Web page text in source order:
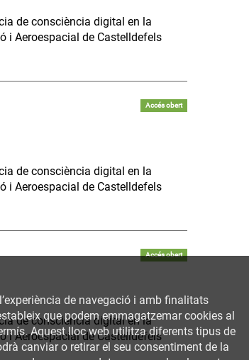
de consciència digital en la
i Aeroespacial de Castelldefels
Accés obert
de consciència digital en la
i Aeroespacial de Castelldefels
Accés obert
de consciència digital en la
i Aeroespacial de Castelldefels
de navegació i amb finalitats
que podem emmagatzemar cookies al
Aquest lloc web utilitza diferents tipus de
canviar o retirar el seu consentiment de la